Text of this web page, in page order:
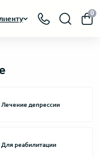
0
Лечение депрессии
Для реабилитации